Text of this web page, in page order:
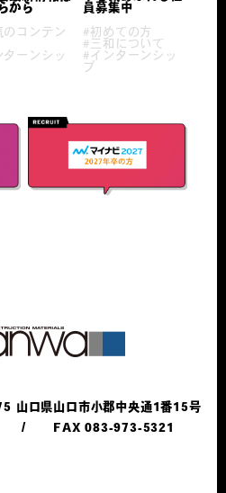
から
のコンテン
ターンシッ
員募集中
#初めての方
#三和について
#インターンシッ
プ
山口県山口市小郡中央通1番15号
FAX 083-973-5321